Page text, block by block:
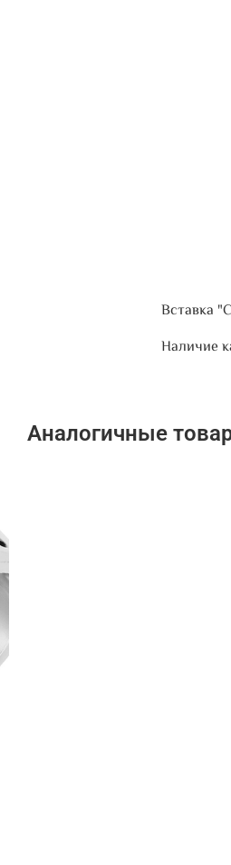
Вставка
Наличие
Аналогичные